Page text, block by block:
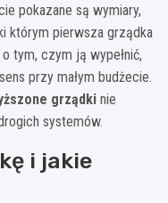
pokazane są wymiary,
którym pierwsza grządka
tym, czym ją wypełnić,
przy małym budżecie.
grządki nie
systemów.
i jakie